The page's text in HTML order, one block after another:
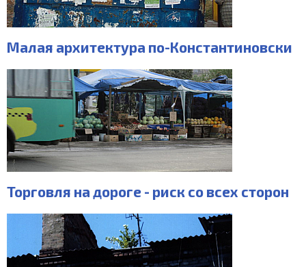
Малая архитектура по-Константиновски
Торговля на дороге - риск со всех сторон